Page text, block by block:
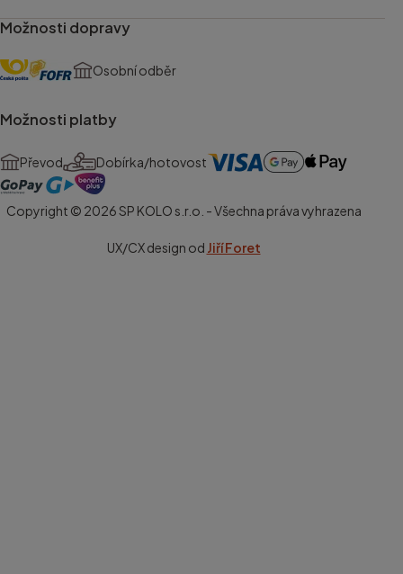
Možnosti dopravy
Osobní odběr
Možnosti platby
Převod Dobírka/hotovost
Copyright © 2026 SP KOLO s.r.o. - Všechna práva vyhrazena
UX/CX design od Jiří Foret